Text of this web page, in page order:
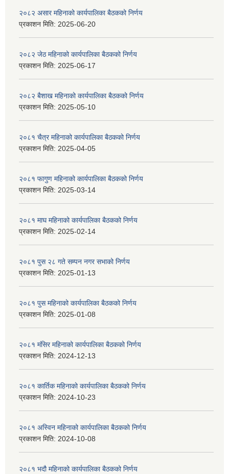
२०८२ असार महिनाको कार्यपालिका बैठकको निर्णय
प्रकाशन मिति: 2025-06-20
२०८२ जेठ महिनाको कार्यपालिका बैठकको निर्णय
प्रकाशन मिति: 2025-06-17
२०८२ बैशाख महिनाको कार्यपालिका बैठकको निर्णय
प्रकाशन मिति: 2025-05-10
२०८१ चैत्र महिनाको कार्यपालिका बैठकको निर्णय
प्रकाशन मिति: 2025-04-05
२०८१ फागुण महिनाको कार्यपालिका बैठकको निर्णय
प्रकाशन मिति: 2025-03-14
२०८१ माघ महिनाको कार्यपालिका बैठकको निर्णय
प्रकाशन मिति: 2025-02-14
२०८१ पुस २८ गते सम्प‍न नगर सभाको निर्णय
प्रकाशन मिति: 2025-01-13
२०८१ पुस महिनाको कार्यपालिका बैठकको निर्णय
प्रकाशन मिति: 2025-01-08
२०८१ मंसिर महिनाको कार्यपालिका बैठकको निर्णय
प्रकाशन मिति: 2024-12-13
२०८१ कार्तिक महिनाको कार्यपालिका बैठकको निर्णय
प्रकाशन मिति: 2024-10-23
२०८१ अस्विन महिनाको कार्यपालिका बैठकको निर्णय
प्रकाशन मिति: 2024-10-08
२०८१ भदौ महिनाको कार्यपालिका बैठकको निर्णय